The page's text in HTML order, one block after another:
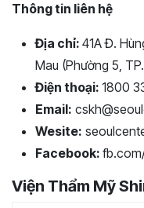
Thông tin liên hệ
Địa chỉ: 41A Đ.
Mau (Phường 5,
Điện thoại: 1800
Email:
Wesite:
Facebook:
Viện Thẩm Mỹ